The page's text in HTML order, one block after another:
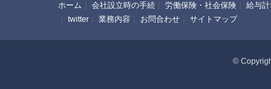
ホーム 会社設立時の手続 労働保険・社会保険 給与
twitter 業務内容 お問合わせ サイトマップ
©